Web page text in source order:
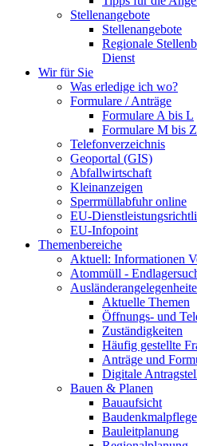
Stellenangebote
Stellenangebote
Regionale
Dienst
Wir für Sie
Was erledige ich wo?
Formulare / Anträge
Formulare A bis L
Formulare M bis Z
Telefonverzeichnis
Geoportal (GIS)
Abfallwirtschaft
Kleinanzeigen
Sperrmüllabfuhr online
EU-
EU-Infopoint
Themenbereiche
Aktuell: Informationen
Atommüll -
Aktuelle Themen
Öffnungs- und
Zuständigkeiten
Häufig gestellte
Anträge und
Digitale
Bauen & Planen
Bauaufsicht
Baudenkmalpflege
Bauleitplanung